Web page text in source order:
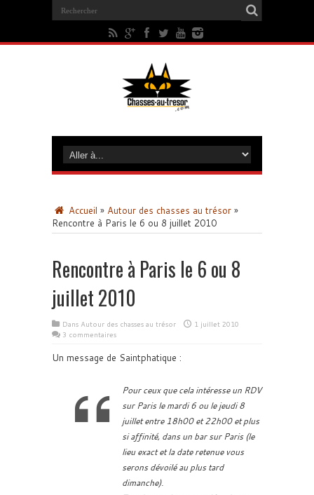
Accueil » Autour des chasses au trésor »
Rencontre à Paris le 6 ou 8 juillet 2010
Rencontre à Paris le 6 ou 8
juillet 2010
Dans Autour des chasses au trésor
1 juillet 2010
3 commentaires
Un message de Saintphatique :
Pour ceux que cela intéresse un RDV
sur Paris le mardi 6 ou le jeudi 8
juillet entre 18h00 et 22h00 et plus
si affinité, dans un bar sur Paris (le
lieu exact et la date retenue vous
serons dévoilé au plus tard
dimanche).